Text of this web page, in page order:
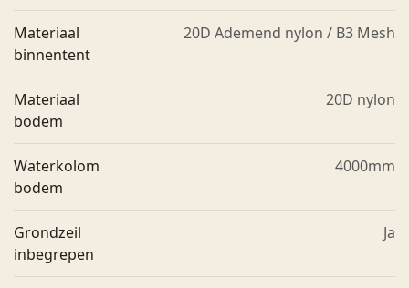
Materiaal
binnentent
20D Ademend nylon / B3 Mesh
Materiaal
bodem
20D nylon
Waterkolom
bodem
4000mm
Grondzeil
inbegrepen
Ja